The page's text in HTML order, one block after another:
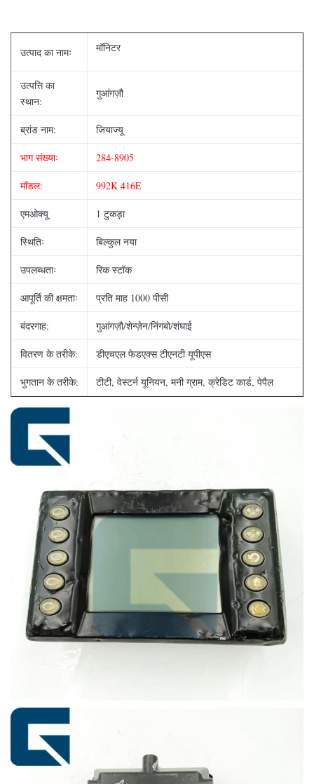
उत्पाद का नामः मॉनिटर
उत्पत्ति का
स्थान:
गुआंगज़ौ
ब्रांड नाम: जियाज्यू
भाग संख्याः 284-8905
मॉडल: 992K 416E
एमओक्यू 1 टुकड़ा
स्थितिः बिल्कुल नया
उपलब्धताः रिक स्टॉक
आपूर्ति की क्षमताः प्रति माह 1000 पीसी
बंदरगाह: गुआंगज़ौ/शेन्ज़ेन/निंगबो/शंघाई
वितरण के तरीके: डीएचएल फेडएक्स टीएनटी यूपीएस
भुगतान के तरीके: टीटी, वेस्टर्न यूनियन, मनी ग्राम, क्रेडिट कार्ड, पेपैल